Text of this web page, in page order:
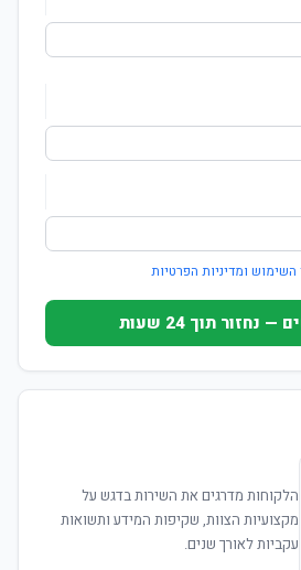
השימוש ומדיניות הפרטיות
תוך 24 שעות
הלקוחות מדרגים את השירות בדגש על
מקצועיות הצוות, שקיפות המידע ותשואות
עקביות לאורך שנים.